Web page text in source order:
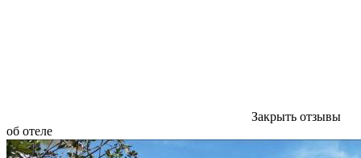
Закрыть отзывы
об отеле